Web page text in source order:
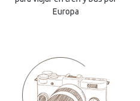
Europa